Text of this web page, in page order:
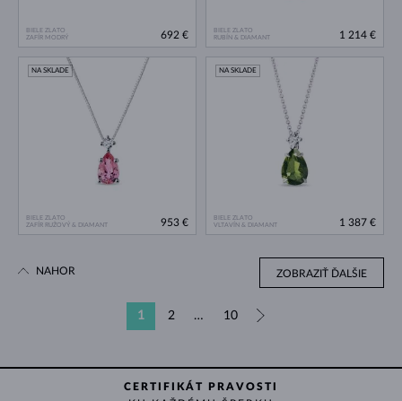
BIELE ZLATO
ZAFÍR MODRÝ
692 €
BIELE ZLATO
RUBÍN & DIAMANT
1 214 €
BIELE ZLATO
ZAFÍR RUŽOVÝ & DIAMANT
NA SKLADE
953 €
BIELE ZLATO
VLTAVÍN & DIAMANT
NA SKLADE
1 387 €
ZOBRAZIŤ ĎALŠIE
1 2 … 10
NAHOR
CERTIFIKÁT PRAVOSTI